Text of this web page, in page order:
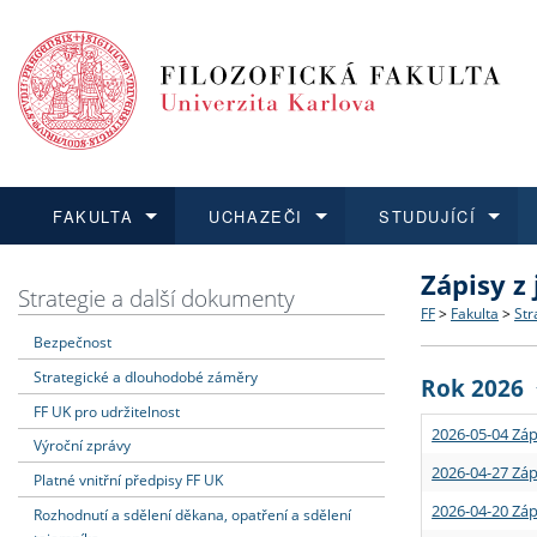
FAKULTA
Dozvědět se více
Struktura
Strategie
Podpora
UCHAZEČI
Podat přihlášku
Co
Učitelské
STUDUJÍCÍ
Dozvědět se více
Rigorózní
Dozvědět se více
O vědě a
Granty a
Dozvědět se více
Aktuální
Strategie a další dokumenty
Bezpečnost
Strategické a dlouhodobé záměry
FF UK pro udržitelnost
Výroční zprávy
Platné vnitřní předpisy FF UK
Rozhodnutí a sdělení děkana, opatření a sdělení
Zápisy
FF > Fakulta >
Rok 2026
2026-05-04
2026-04-27
2026-04-20